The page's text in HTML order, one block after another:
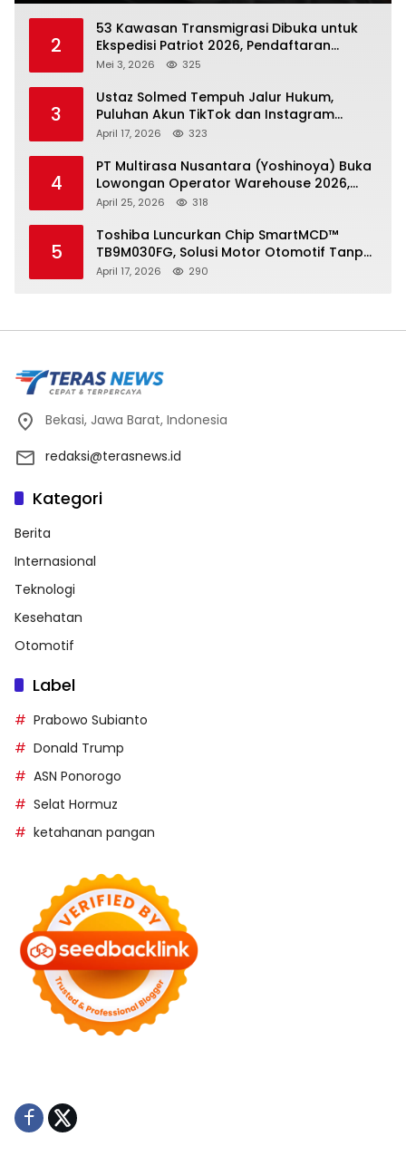
2
53 Kawasan Transmigrasi Dibuka untuk
Ekspedisi Patriot 2026, Pendaftaran
Ditutup 21 Mei
Mei 3, 2026 325
3
Ustaz Solmed Tempuh Jalur Hukum,
Puluhan Akun TikTok dan Instagram
Dilaporkan atas Tuduhan Fitnah
April 17, 2026 323
4
PT Multirasa Nusantara (Yoshinoya) Buka
Lowongan Operator Warehouse 2026,
Penempatan CK Bekasi
April 25, 2026 318
5
Toshiba Luncurkan Chip SmartMCD™
TB9M030FG, Solusi Motor Otomotif Tanpa
Sensor di Kecepatan Nol
April 17, 2026 290
Bekasi, Jawa Barat, Indonesia
redaksi@terasnews.id
Kategori
Berita
Internasional
Teknologi
Kesehatan
Otomotif
Label
Prabowo Subianto
Donald Trump
ASN Ponorogo
Selat Hormuz
ketahanan pangan